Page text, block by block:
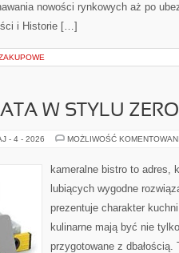
nowości rynkowych aż po
i Historie […]
W STYLU
- 4 - 2026 MOŻLIWOŚĆ
kameralne bistro to adres,
lubiących wygodne
prezentuje charakter
kulinarne mają być nie
przygotowane z